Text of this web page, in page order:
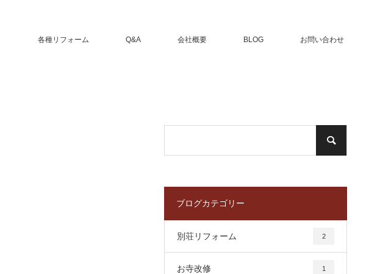
各種リフォーム Q&A 会社概要 BLOG お問い合わせ
ブログカテゴリー
別荘リフォーム 2
お寺改修 1